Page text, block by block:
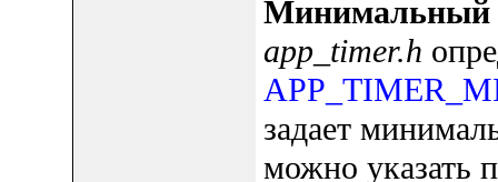
Минимальный
app_timer.h
задает
можно указать